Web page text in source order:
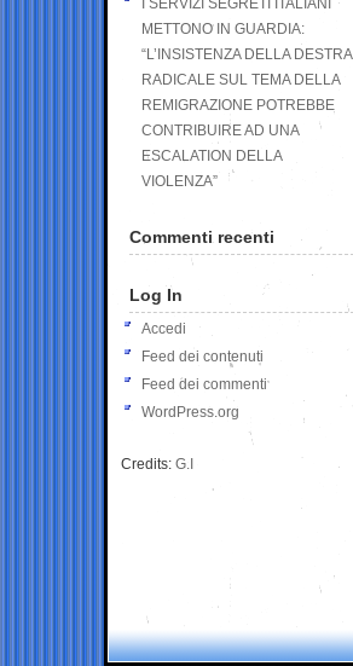
I SERVIZI SEGRETI ITALIANI
METTONO IN GUARDIA:
“L’INSISTENZA DELLA DESTRA
RADICALE SUL TEMA DELLA
REMIGRAZIONE POTREBBE
CONTRIBUIRE AD UNA
ESCALATION DELLA
VIOLENZA”
Commenti recenti
Log In
Accedi
Feed dei contenuti
Feed dei commenti
WordPress.org
Credits: G.I